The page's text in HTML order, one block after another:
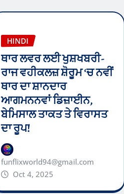
HINDI
ਥਾਰ ਲਵਰ ਲਈ ਖੁਸ਼ਖਬਰੀ-
ਰਾਜ ਵਹੀਕਲਜ਼ ਸ਼ੋਰੂਮ ‘ਚ ਨਵੀਂ
ਥਾਰ ਦਾ ਸ਼ਾਨਦਾਰ
ਆਗਮਨਨਵਾਂ ਡਿਜ਼ਾਈਨ,
ਬੇਮਿਸਾਲ ਤਾਕਤ ਤੇ ਵਿਰਾਸਤ
ਦਾ ਰੂਪ!
funflixworld94@gmail.com
Oct 4, 2025